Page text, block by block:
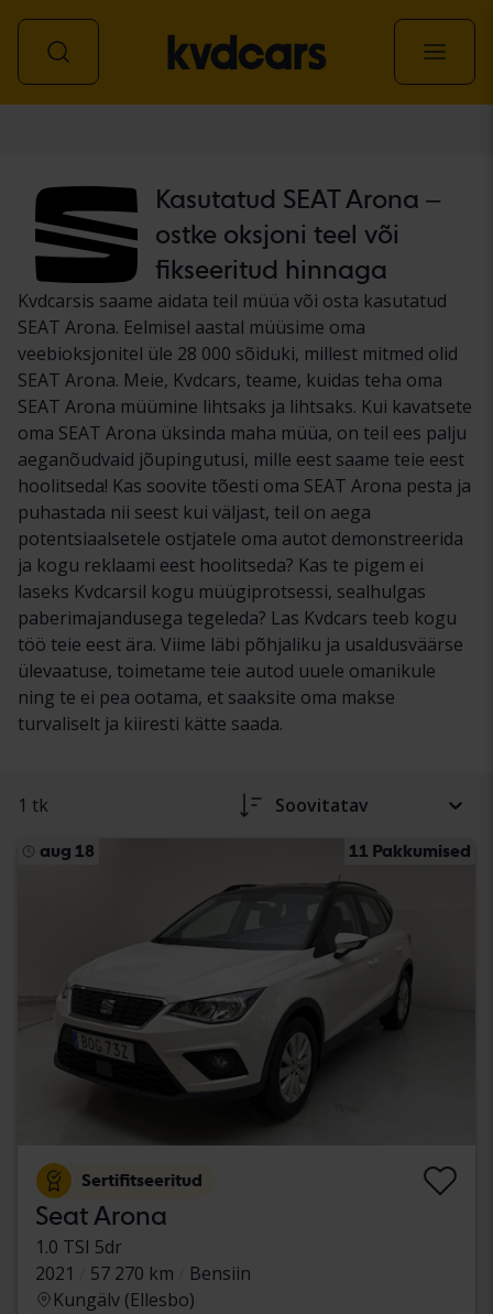
Kasutatud SEAT Arona –
ostke oksjoni teel või
fikseeritud hinnaga
Kvdcarsis saame aidata teil müüa või osta kasutatud
SEAT Arona. Eelmisel aastal müüsime oma
veebioksjonitel üle 28 000 sõiduki, millest mitmed olid
SEAT Arona. Meie, Kvdcars, teame, kuidas teha oma
SEAT Arona müümine lihtsaks ja lihtsaks. Kui kavatsete
oma SEAT Arona üksinda maha müüa, on teil ees palju
aeganõudvaid jõupingutusi, mille eest saame teie eest
hoolitseda! Kas soovite tõesti oma SEAT Arona pesta ja
puhastada nii seest kui väljast, teil on aega
potentsiaalsetele ostjatele oma autot demonstreerida
ja kogu reklaami eest hoolitseda? Kas te pigem ei
laseks Kvdcarsil kogu müügiprotsessi, sealhulgas
paberimajandusega tegeleda? Las Kvdcars teeb kogu
töö teie eest ära. Viime läbi põhjaliku ja usaldusväärse
ülevaatuse, toimetame teie autod uuele omanikule
ning te ei pea ootama, et saaksite oma makse
turvaliselt ja kiiresti kätte saada.
1 tk Soovitatav
aug 18 11 Pakkumised
Sertifitseeritud
Seat Arona
1.0 TSI 5dr
2021
57 270 km
Bensiin
Kungälv (Ellesbo)